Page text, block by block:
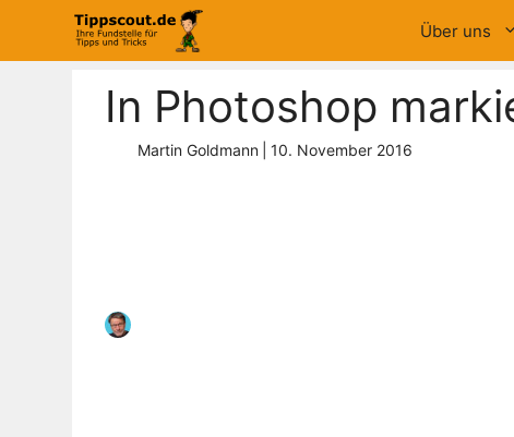
Über uns
In Photoshop
Martin Goldmann 10. November 2016